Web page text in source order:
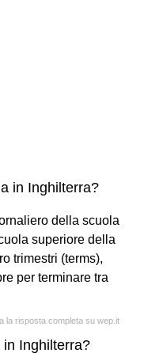
in Inghilterra?
della scuola
superiore della
trimestri (terms),
per terminare tra
la risposta completa su wep.it
Inghilterra?